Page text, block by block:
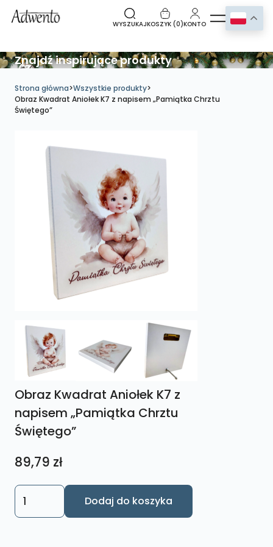
WYSZUKAJKOSZYK (0)KONTO
Znajdź inspirujące produkty
Strona główna>Wszystkie produkty>
Obraz Kwadrat Aniołek K7 z napisem „Pamiątka Chrztu
Świętego”
Obraz Kwadrat Aniołek K7 z
napisem „Pamiątka Chrztu
Świętego”
89,79 zł
ilość
Obraz
Dodaj do koszyka